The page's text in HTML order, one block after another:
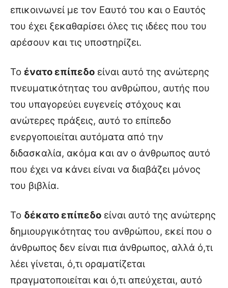
επικοινωνεί με τον Εαυτό του και ο Εαυτός
του έχει ξεκαθαρίσει όλες τις ιδέες που του
αρέσουν και τις υποστηρίζει.
Το ένατο επίπεδο είναι αυτό της ανώτερης
πνευματικότητας του ανθρώπου, αυτής που
του υπαγορεύει ευγενείς στόχους και
ανώτερες πράξεις, αυτό το επίπεδο
ενεργοποιείται αυτόματα από την
διδασκαλία, ακόμα και αν ο άνθρωπος αυτό
που έχει να κάνει είναι να διαβάζει μόνος
του βιβλία.
Το δέκατο επίπεδο είναι αυτό της ανώτερης
δημιουργικότητας του ανθρώπου, εκεί που ο
άνθρωπος δεν είναι πια άνθρωπος, αλλά ό,τι
λέει γίνεται, ό,τι οραματίζεται
πραγματοποιείται και ό,τι απεύχεται, αυτό